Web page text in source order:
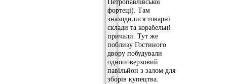
Петропавлівської
фортеці). Там
знаходилися товарні
склади та корабельні
причали. Тут же
поблизу Гостиного
двору побудували
одноповерховий
павільйон з залом для
зборів купецтва.